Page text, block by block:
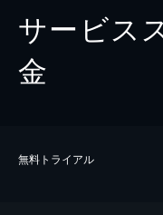
サービス
金
無料トライアル